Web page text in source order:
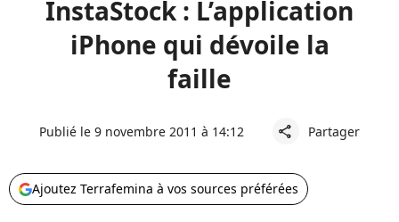
InstaStock : L’application
iPhone qui dévoile la
faille
Publié le 9 novembre 2011 à 14:12 share Partager
Ajoutez Terrafemina à vos sources préférées